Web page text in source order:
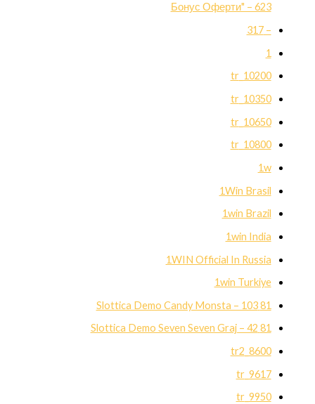
Бонус Оферти" – 623
– 317
1
10200_tr
10350_tr
10650_tr
10800_tr
1w
1Win Brasil
1win Brazil
1win India
1WIN Official In Russia
1win Turkiye
81 Slottica Demo Candy Monsta – 103
81 Slottica Demo Seven Seven Graj – 42
8600_tr2
9617_tr
9950_tr